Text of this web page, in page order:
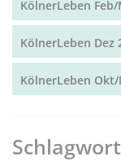
KölnerLeben
KölnerLeben Dez
KölnerLeben Okt/